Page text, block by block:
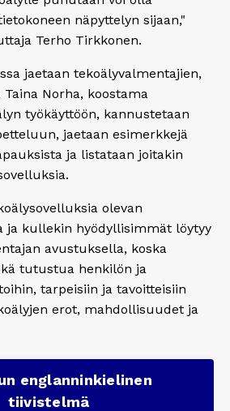
näpyttelyn sijaan,"
Terho Tirkkonen.
jaetaan tekoälyvalmentajien,
Norha, koostama
työkäyttöön, kannustetaan
jaetaan esimerkkejä
ja listataan joitakin
olevan
ja kullekin hyödyllisimmät löytyy
avustuksella, koska
tutustua henkilön ja
tarpeisiin ja tavoitteisiin
erot, mahdollisuudet ja
englanninkielinen
tiivistelmä